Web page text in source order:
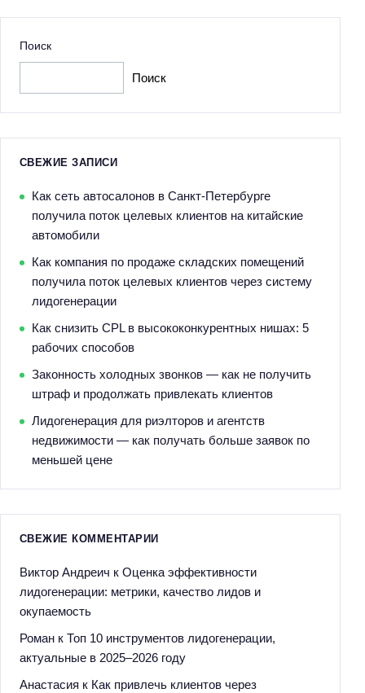
Поиск
Поиск
СВЕЖИЕ ЗАПИСИ
Как сеть автосалонов в Санкт-Петербурге
получила поток целевых клиентов на китайские
автомобили
Как компания по продаже складских помещений
получила поток целевых клиентов через систему
лидогенерации
Как снизить CPL в высококонкурентных нишах: 5
рабочих способов
Законность холодных звонков — как не получить
штраф и продолжать привлекать клиентов
Лидогенерация для риэлторов и агентств
недвижимости — как получать больше заявок по
меньшей цене
СВЕЖИЕ КОММЕНТАРИИ
Виктор Андреич к Оценка эффективности
лидогенерации: метрики, качество лидов и
окупаемость
Романк Топ 10 инструментов лидогенерации,
актуальные в 2025–2026 году
Анастасия к Как привлечь клиентов через